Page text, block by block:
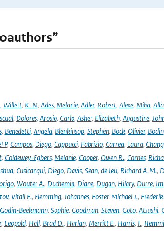
, Willett, K. M, Ades, Melanie, Adler, Robert, Alexe, Miha,
, Dolores, Arosio, Carlo, Asher, Elizabeth, Augustine,
, Benedetti, Angela, Blenkinsop, Stephen, Bock, Olivier, Bodin,
P, Campos, Diego, Cappucci, Fabrizio, Carrea, Laura, Chang,
, Coldewey-Egbers, Melanie, Cooper, Owen R., Cornes,
, Cusicanqui, Diego, Davis, Sean, de Jeu, Richard A. M.,
, Wouter A., Duchemin, Diane, Dugan, Hilary, Durre,
, Vitali E., Flemming, Johannes, Foster, Michael J.,
Godin-Beekmann, Sophie, Goodman, Steven, Goto, Atsushi,
, Leopold, Hall, Brad D., Harlan, Merritt E., Harris, I.,